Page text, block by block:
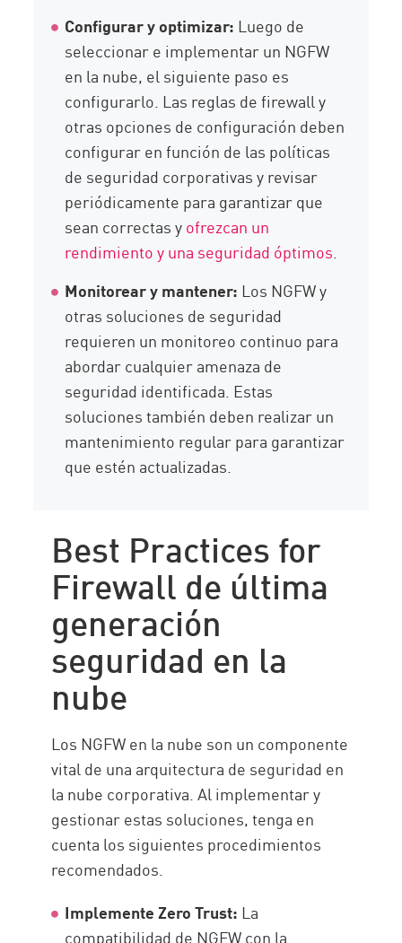
Configurar y optimizar: Luego de
seleccionar e implementar un NGFW
en la nube, el siguiente paso es
configurarlo. Las reglas de firewall y
otras opciones de configuración deben
configurar en función de las políticas
de seguridad corporativas y revisar
periódicamente para garantizar que
sean correctas yofrezcan un
rendimiento y una seguridad óptimos.
Monitorear y mantener: Los NGFW y
otras soluciones de seguridad
requieren un monitoreo continuo para
abordar cualquier amenaza de
seguridad identificada. Estas
soluciones también deben realizar un
mantenimiento regular para garantizar
que estén actualizadas.
Best Practices for
Firewall de última
generación
seguridad en la
nube
Los NGFW en la nube son un componente
vital de una arquitectura de seguridad en
la nube corporativa. Al implementar y
gestionar estas soluciones, tenga en
cuenta los siguientes procedimientos
recomendados.
Implemente Zero Trust: La
compatibilidad de NGFW con la